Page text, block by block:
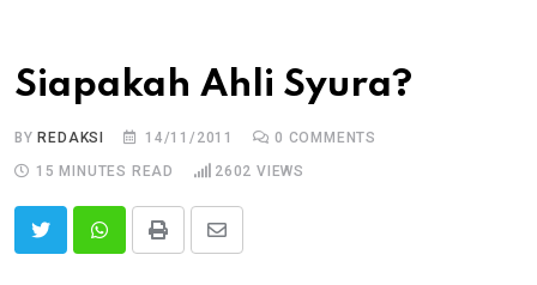
Siapakah Ahli Syura?
BYREDAKSI 14/11/2011 0 COMMENTS
15 MINUTES READ
2602 VIEWS
Print
Share